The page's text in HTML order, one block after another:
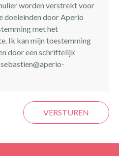
worden verstrekt voor
doeleinden door Aperio
met het
Ik kan mijn toestemming
door een schriftelijk
sebastien@aperio-
VERSTUREN